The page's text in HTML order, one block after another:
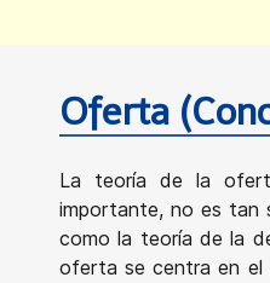
Oferta
La teoría de la
importante, no es tan
como la teoría de la
oferta se centra en el